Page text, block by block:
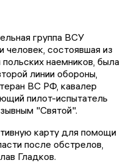
группа ВСУ
человек, состоявшая из
наемников, была
линии обороны,
ВС РФ, кавалер
пилот-испытатель
"Святой".
карту для помощи
после обстрелов,
Гладков.